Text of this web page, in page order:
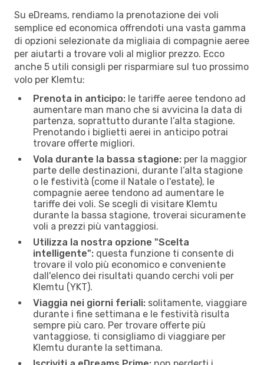
Su eDreams, rendiamo la prenotazione dei voli
semplice ed economica offrendoti una vasta gamma
di opzioni selezionate da migliaia di compagnie aeree
per aiutarti a trovare voli al miglior prezzo. Ecco
anche 5 utili consigli per risparmiare sul tuo prossimo
volo per Klemtu:
Prenota in anticipo: le tariffe aeree tendono ad
aumentare man mano che si avvicina la data di
partenza, soprattutto durante l’alta stagione.
Prenotando i biglietti aerei in anticipo potrai
trovare offerte migliori.
Vola durante la bassa stagione: per la maggior
parte delle destinazioni, durante l’alta stagione
o le festività (come il Natale o l'estate), le
compagnie aeree tendono ad aumentare le
tariffe dei voli. Se scegli di visitare Klemtu
durante la bassa stagione, troverai sicuramente
voli a prezzi più vantaggiosi.
Utilizza la nostra opzione "Scelta
intelligente": questa funzione ti consente di
trovare il volo più economico e conveniente
dall'elenco dei risultati quando cerchi voli per
Klemtu (YKT).
Viaggia nei giorni feriali: solitamente, viaggiare
durante i fine settimana e le festività risulta
sempre più caro. Per trovare offerte più
vantaggiose, ti consigliamo di viaggiare per
Klemtu durante la settimana.